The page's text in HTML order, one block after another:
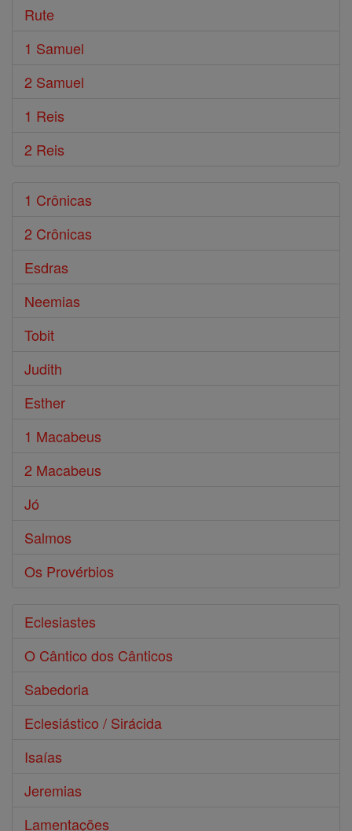
Rute
1 Samuel
2 Samuel
1 Reis
2 Reis
1 Crônicas
2 Crônicas
Esdras
Neemias
Tobit
Judith
Esther
1 Macabeus
2 Macabeus
Jó
Salmos
Os Provérbios
Eclesiastes
O Cântico dos Cânticos
Sabedoria
Eclesiástico / Sirácida
Isaías
Jeremias
Lamentações